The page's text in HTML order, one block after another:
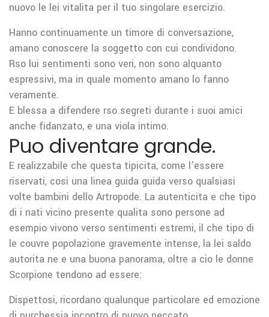
nuovo le lei vitalita per il tuo singolare esercizio.
Hanno continuamente un timore di conversazione,
amano conoscere la soggetto con cui condividono.
Rso lui sentimenti sono veri, non sono alquanto
espressivi, ma in quale momento amano lo fanno
veramente.
E blessa a difendere rso segreti durante i suoi amici
anche fidanzato, e una viola intimo.
Puo diventare grande.
E realizzabile che questa tipicita, come l’essere
riservati, cosi una linea guida guida verso qualsiasi
volte bambini dello Artropode. La autenticita e che tipo
di i nati vicino presente qualita sono persone ad
esempio vivono verso sentimenti estremi, il che tipo di
le couvre popolazione gravemente intense, la lei saldo
autorita ne e una buona panorama, oltre a cio le donne
Scorpione tendono ad essere:
Dispettosi, ricordano qualunque particolare ed emozione